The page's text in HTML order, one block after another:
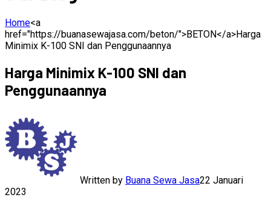
Home<a
href="https://buanasewajasa.com/beton/">BETON</a>Harga
Minimix K-100 SNI dan Penggunaannya
Harga Minimix K-100 SNI dan
Penggunaannya
Written by Buana Sewa Jasa22 Januari
2023